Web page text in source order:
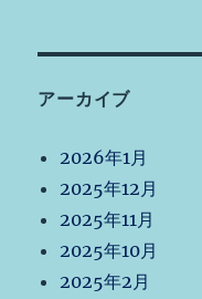
アーカイブ
2026年1月
2025年12月
2025年11月
2025年10月
2025年2月